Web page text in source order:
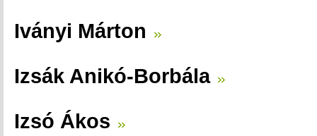
Iványi Márton
Izsák Anikó-Borbála
Izsó Ákos